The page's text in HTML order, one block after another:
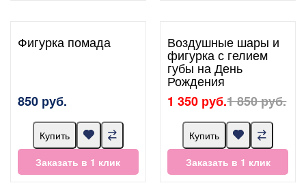
Фигурка помада
850 руб.
Купить
Заказать в 1 клик
Воздушные шары и
фигурка с гелием
губы на День
Рождения
1 350 руб.1 850 руб.
Купить
Заказать в 1 клик